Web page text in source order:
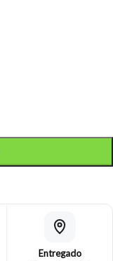
Entregado